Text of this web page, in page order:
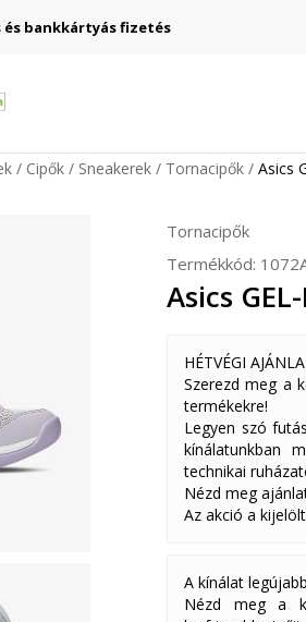
és bankkártyás fizetés
Cipők Sneakerek Tornacipők Asics
Tornacipők
Termékkód:
Asics
HÉTVÉGI
Szerezd meg a
termékekre!
Legyen szó
kínálatunkban
technikai
Nézd meg
Az akció a
A kínálat
Nézd meg a